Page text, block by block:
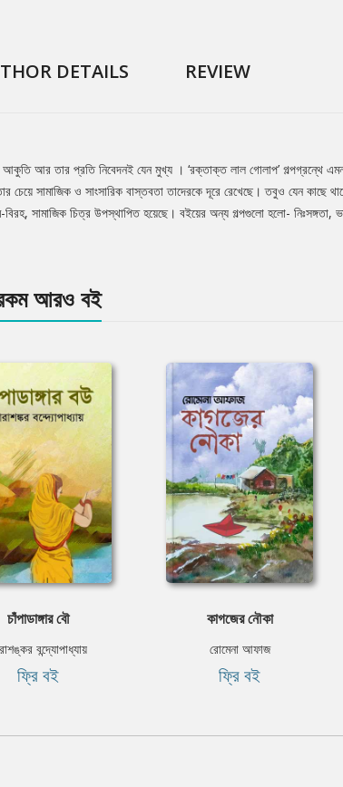
DETAILS REVIEW
আকুতি আর তার প্রতি নিবেদনই যেন মুখ্য । ‘রক্তাক্ত লাল গোলাপ’ গল্পগ্রন্থে
চেয়ে সামাজিক ও সাংসারিক বাস্তবতা তাদেরকে দূরে রেখেছে। তবুও যেন কাছে
সামাজিক চিত্র উপস্থাপিত হয়েছে। বইয়ের অন্য গল্পগুলো হলো- নিঃসঙ্গতা,
আরও বই
চাঁপাডাঙ্গার বৌ
বন্দ্যোপাধ্যায়
ফ্রি বই
কাগজের নৌকা
রোমেনা আফাজ
ফ্রি বই